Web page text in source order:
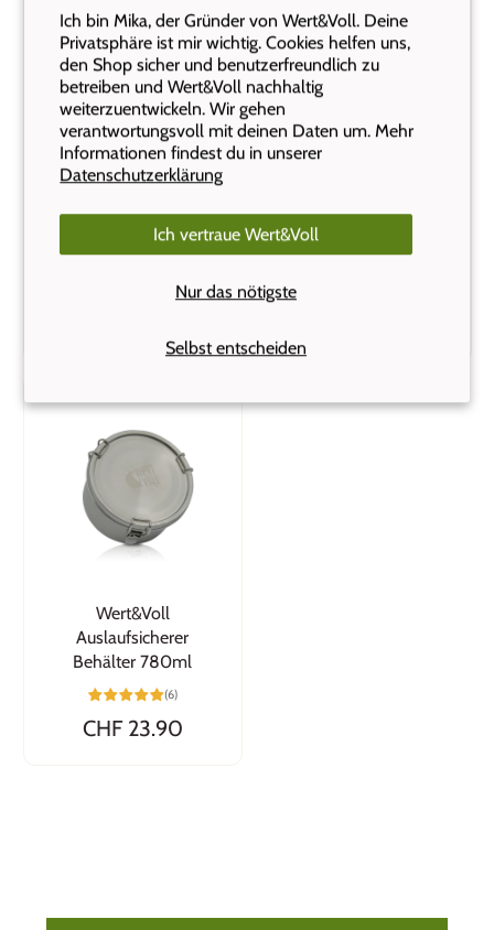
Ich bin Mika, der Gründer von Wert&Voll. Deine
Privatsphäre ist mir wichtig. Cookies helfen uns,
den Shop sicher und benutzerfreundlich zu
betreiben und Wert&Voll nachhaltig
weiterzuentwickeln. Wir gehen
verantwortungsvoll mit deinen Daten um. Mehr
Informationen findest du in unserer
Datenschutzerklärung
Selbst entscheiden
Ich vertraue Wert&Voll
Nur das nötigste
Wert&Voll
Auslaufsicherer
Behälter 1200ml
(5)
Wert&Voll
Auslaufsicherer
Behälter 1800ml
Wert&Voll
Auslaufsicherer
Behälter 780ml
(6)
CHF 23.90